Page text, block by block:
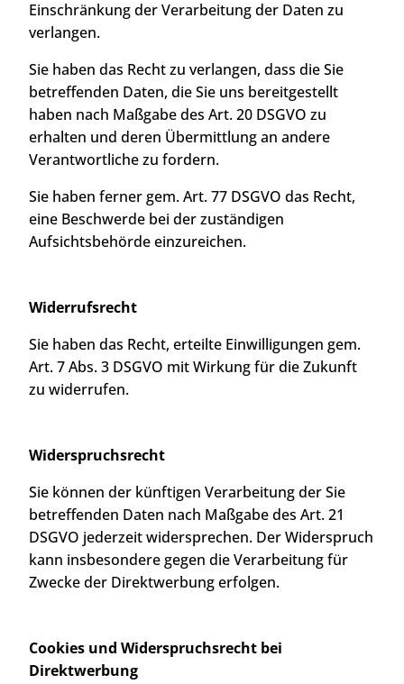
Einschränkung der Verarbeitung der Daten zu
verlangen.
Sie haben das Recht zu verlangen, dass die Sie
betreffenden Daten, die Sie uns bereitgestellt
haben nach Maßgabe des Art. 20 DSGVO zu
erhalten und deren Übermittlung an andere
Verantwortliche zu fordern.
Sie haben ferner gem. Art. 77 DSGVO das Recht,
eine Beschwerde bei der zuständigen
Aufsichtsbehörde einzureichen.
Widerrufsrecht
Sie haben das Recht, erteilte Einwilligungen gem.
Art. 7 Abs. 3 DSGVO mit Wirkung für die Zukunft
zu widerrufen.
Widerspruchsrecht
Sie können der künftigen Verarbeitung der Sie
betreffenden Daten nach Maßgabe des Art. 21
DSGVO jederzeit widersprechen. Der Widerspruch
kann insbesondere gegen die Verarbeitung für
Zwecke der Direktwerbung erfolgen.
Cookies und Widerspruchsrecht bei
Direktwerbung